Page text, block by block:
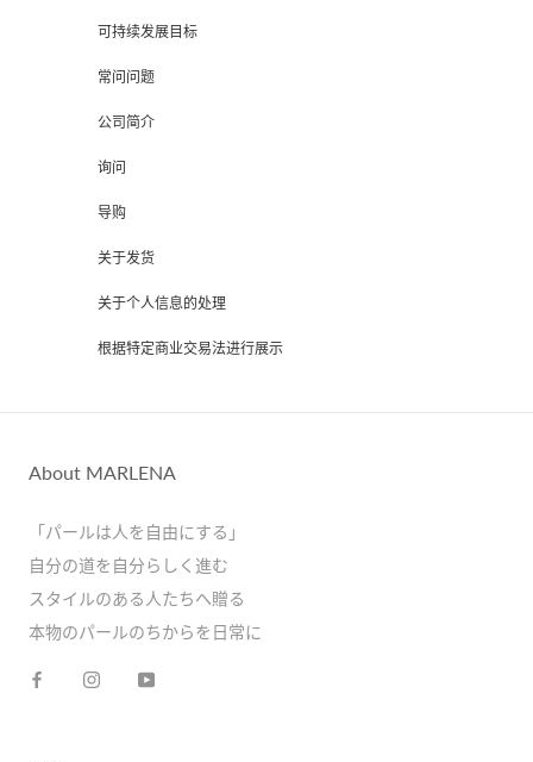
可持续发展目标
常问问题
公司简介
询问
导购
关于发货
关于个人信息的处理
根据特定商业交易法进行展示
About MARLENA
「パールは人を自由にする」
自分の道を自分らしく進む
スタイルのある人たちへ贈る
本物のパールのちからを日常に